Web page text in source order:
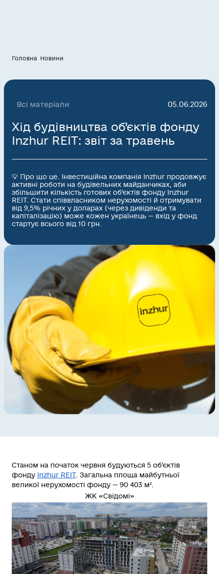
Головна Новини
Всі матеріали 05.06.2026
Хід будівництва об’єктів фонду
Inzhur REIT: звіт за травень
💡 Про що це. Інвестиційна компанія Inzhur продовжує
активні роботи на будівельних майданчиках, аби
збільшити кількість готових об’єктів фонду Inzhur
REIT. Стати співвласником нерухомості й отримувати
від 9,5% річних у доларах (через дивіденди та
капіталізацію) може кожен українець — вхід у фонд
стартує всього від 10 грн.
Станом на початок червня будуються 5 об’єктів
фонду Inzhur REIT. Загальна площа майбутньої
великої нерухомості фонду — 90 403 м²
ЖК «Свідомі»